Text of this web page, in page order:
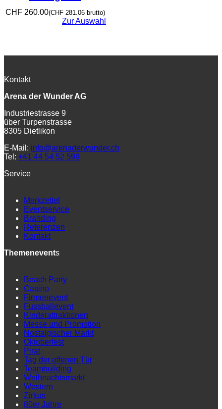
CHF260.00(CHF281.06brutto)
Zur Auswahl
Kontakt
Arena der Wunder AG
Industriestrasse 9
über Turpenstrasse
8305 Dietlikon
E-Mail: info@arenaderwunder.ch
Tel: +41 44 54 52 599
Service
Merkzettel
Eventservice
Branding
Referenzen
Kontakt
Themenevents
Beach Party
Casino
Firmenevent
Fussballevent
Kinderattraktionen
Messe und Promotion
Nostalgischer Markt
Oktoberfest
Pirat
Tag der offenen Tür
Teambuilding
Weihnachtsmarkt
Western
Zirkus
80er Jahre